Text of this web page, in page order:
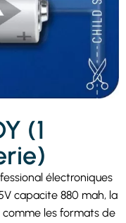
(1
électroniques
capacite 880 mah, la
comme les formats de